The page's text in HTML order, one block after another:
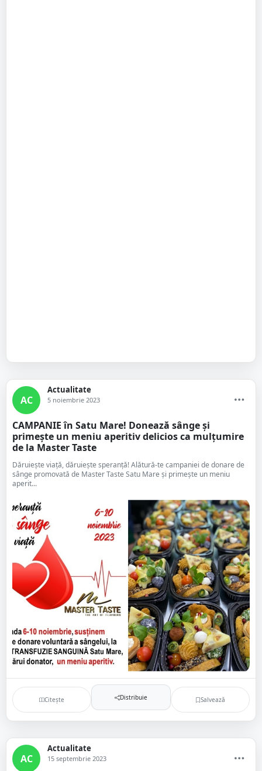
AC
Actualitate
5 noiembrie 2023
CAMPANIE în Satu Mare! Donează sânge și
primește un meniu aperitiv delicios ca mulțumire
de la Master Taste
Dăruiește viață, dăruiește speranță! Alătură-te campaniei de donare de
sânge promovată de Master Taste Satu Mare și primește un meniu
aperit...
Citește Distribuie Salvează
AC
Actualitate
15 septembrie 2023